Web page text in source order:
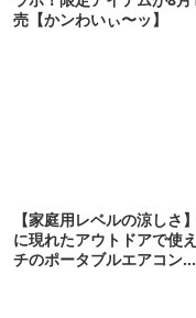
売【かンわいぃ〜ッ】
【家庭用レベルの涼しさ
に現れたアウトドアで使
チのポータブルエアコン